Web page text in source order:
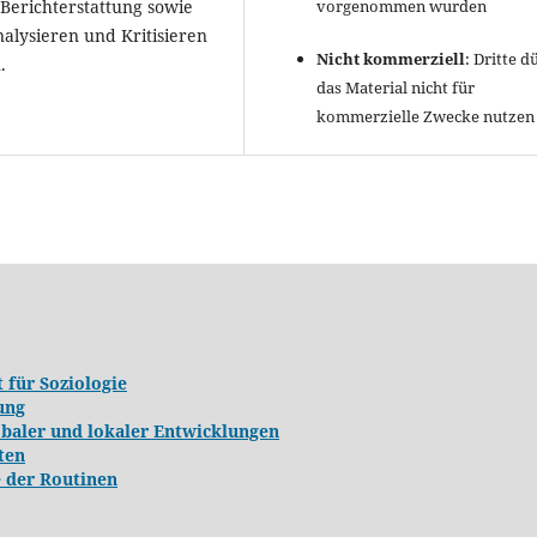
sowie
und Kritisieren
vorgenommen wurden
Nicht kommerziell: Dritte
das Material nicht für
kommerzielle Zwecke nutzen
für Soziologie
und lokaler Entwicklungen
der Routinen